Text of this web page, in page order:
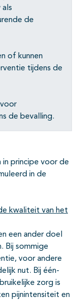
de
of kunnen
tijdens de
de bevalling.
principe voor de
in de
kwaliteit van het
een ander doel
Bij sommige
voor andere
nut. Bij één-
zorg is
pijnintensiteit en